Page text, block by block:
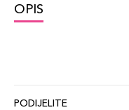
OPIS
PODIJELITE